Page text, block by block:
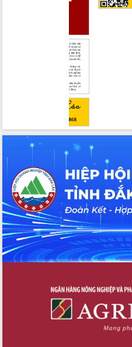
an toàn, hiệu quả, đúng quy định
Thủ tướng Chính phủ Phạm Minh Chính
kiểm tra, chỉ đạo hoàn thành các dự
án cao tốc và thăm khu tái định cư tại
Sôi nổi Hội đua ngựa truyền thống Gò
Thì Thùng mừng Xuân Bính Ngọ 2026
Lãnh đạo tỉnh dâng hương tưởng niệm
tại Đập Đồng Cam đầu Xuân Bính Ngọ
Ngành nông nghiệp phấn đấu tăng
trưởng đạt 5,86% trong năm 2026
UBND tỉnh Đắk Lắk triển khai công tác
quốc phòng, quân sự địa phương năm
2026
Đắk Lắk tập trung toàn lực khắc phục
tồn tại IUU, sẵn sàng làm việc với
Đoàn thanh tra EC
Chủ tịch UBND tỉnh Tạ Anh Tuấn thăm,
Thầy thuốc Việt Nam
Rộn ràng lễ hội truyền thống Sông
nước Đà Nông lần thứ I năm 2026
Kỳ họp Chuyên đề lần thứ Năm, HĐND